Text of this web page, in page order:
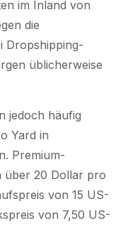
im Inland von
die
Dropshipping-
üblicherweise
jedoch häufig
Yard in
Premium-
über 20 Dollar pro
von 15 US-
von 7,50 US-